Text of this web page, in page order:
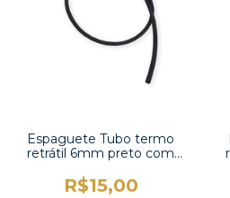
Espaguete Tubo termo
retrátil 6mm preto com
R$15,00